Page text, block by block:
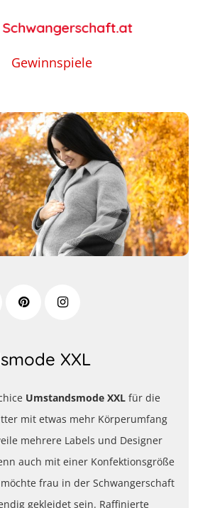
Gewinnspiele
XXL
Umstandsmode XXL für die
mit etwas mehr Körperumfang
mehrere Labels und Designer
auch mit einer Konfektionsgröße
frau in der Schwangerschaft
gekleidet sein. Raffinierte